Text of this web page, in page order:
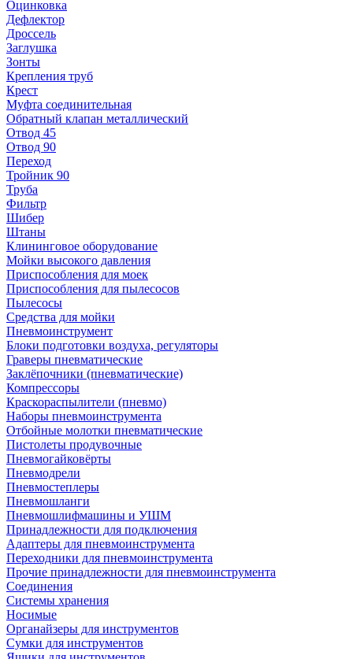
Оцинковка
Дефлектор
Дроссель
Заглушка
Зонты
Крепления труб
Крест
Муфта соединительная
Обратный клапан металлический
Отвод 45
Отвод 90
Переход
Тройник 90
Труба
Фильтр
Шибер
Штаны
Клининговое оборудование
Мойки высокого давления
Приспособления для моек
Приспособления для пылесосов
Пылесосы
Средства для мойки
Пневмоинструмент
Блоки подготовки воздуха, регуляторы
Граверы пневматические
Заклёпочники (пневматические)
Компрессоры
Краскораспылители (пневмо)
Наборы пневмоинструмента
Отбойные молотки пневматические
Пистолеты продувочные
Пневмогайковёрты
Пневмодрели
Пневмостеплеры
Пневмошланги
Пневмошлифмашины и УШМ
Принадлежности для подключения
Адаптеры для пневмоинструмента
Переходники для пневмоинструмента
Прочие принадлежности для пневмоинструмента
Соединения
Системы хранения
Носимые
Органайзеры для инструментов
Сумки для инструментов